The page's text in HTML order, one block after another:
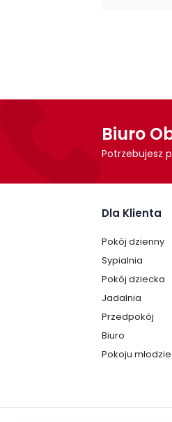
Biuro
Potrzebujesz
Dla Klienta
Pokój dzienny
Sypialnia
Pokój dziecka
Jadalnia
Przedpokój
Biuro
Pokoju